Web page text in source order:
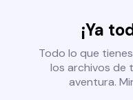
¡Ya
Todo lo que
los archivos de
aventura.